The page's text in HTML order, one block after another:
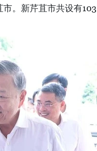
。新芹苴市共设有103